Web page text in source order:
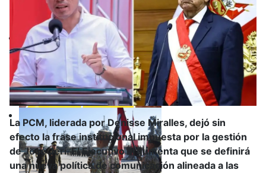
La PCM, liderada por Denisse Miralles, dejó sin
efecto la frase institucional impuesta por la gestión
de José Jerí. El Ejecutivo argumenta que se definirá
una nueva política de comunicación alineada a las